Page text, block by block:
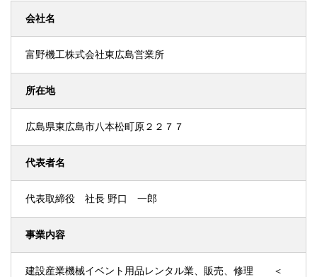
会社名
富野機工株式会社東広島営業所
所在地
広島県東広島市八本松町原２２７７
代表者名
代表取締役 社長 野口 一郎
事業内容
建設産業機械イベント用品レンタル業、販売、修理 ＜